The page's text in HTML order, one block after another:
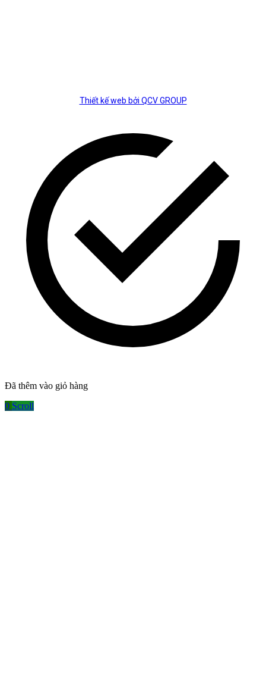
Thiết kế web bởi QCV GROUP
Đã thêm vào giỏ hàng
0 Scroll